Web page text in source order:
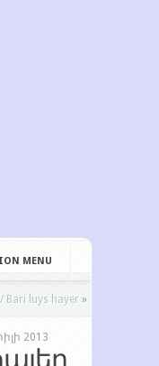
MENU
Bari luys hayer »
2013